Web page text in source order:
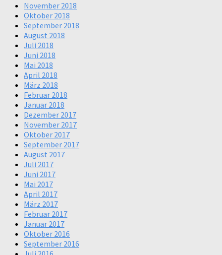
November 2018
Oktober 2018
September 2018
August 2018
Juli 2018
Juni 2018
Mai 2018
April 2018
März 2018
Februar 2018
Januar 2018
Dezember 2017
November 2017
Oktober 2017
September 2017
August 2017
Juli 2017
Juni 2017
Mai 2017
April 2017
März 2017
Februar 2017
Januar 2017
Oktober 2016
September 2016